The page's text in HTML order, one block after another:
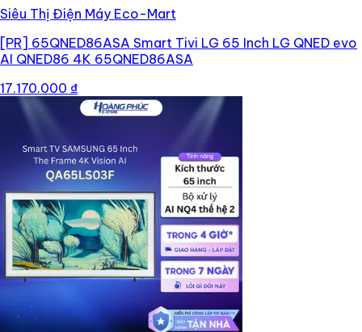
Siêu Thị Điện Máy Eco-Mart
[PR] 65QNED86ASA Smart Tivi LG 65 Inch LG QNED evo
AI QNED86 4K 65QNED86ASA
17.170.000 ₫